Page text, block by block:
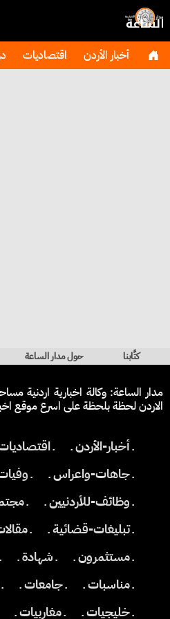
أخبار الأردن اقتصاديات
كتَّابنا حول مدار الساعة
مدار الساعة: وكالة اخبارية اردنية
الاردن لحظة بلحظة على اسرع موقع
ـ أخبار-الأردن ـ ـ
ـ جاهات-واعراس ـ
ـ
ـ وظائف-للأردنيين ـ
ـ
ـ تبليغات-قضائية ـ
ـ
ـ مستثمرون ـ
ـ شهادة ـ
ـ مناسبات ـ
ـ جامعات ـ
ـ خليجيات ـ
ـ مغاربيات ـ